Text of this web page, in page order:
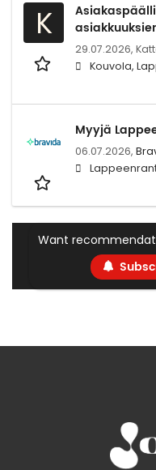
K
29.07.2026,
Kouvola,
Myyjä
06.07.2026,
Want